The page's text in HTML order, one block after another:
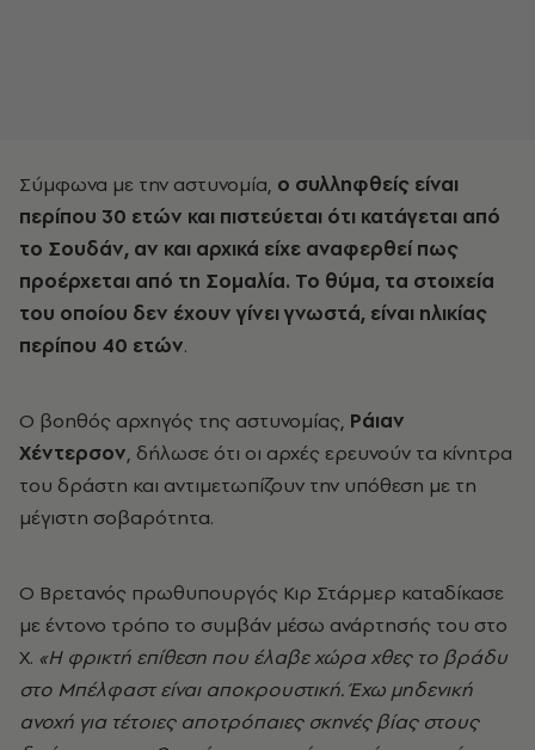
Σύμφωνα με την αστυνομία, ο συλληφθείς είναι
περίπου 30 ετών και πιστεύεται ότι κατάγεται από
το Σουδάν, αν και αρχικά είχε αναφερθεί πως
προέρχεται από τη Σομαλία. Το θύμα, τα στοιχεία
του οποίου δεν έχουν γίνει γνωστά, είναι ηλικίας
περίπου 40 ετών.
Ο βοηθός αρχηγός της αστυνομίας, Ράιαν
Χέντερσον, δήλωσε ότι οι αρχές ερευνούν τα κίνητρα
του δράστη και αντιμετωπίζουν την υπόθεση με τη
μέγιστη σοβαρότητα.
Ο Βρετανός πρωθυπουργός Κιρ Στάρμερ καταδίκασε
με έντονο τρόπο το συμβάν μέσω ανάρτησής του στο
X. «Η φρικτή επίθεση που έλαβε χώρα χθες το βράδυ
στο Μπέλφαστ είναι αποκρουστική. Έχω μηδενική
ανοχή για τέτοιες αποτρόπαιες σκηνές βίας στους